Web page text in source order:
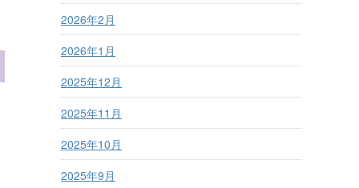
2026年2月
2026年1月
2025年12月
2025年11月
2025年10月
2025年9月